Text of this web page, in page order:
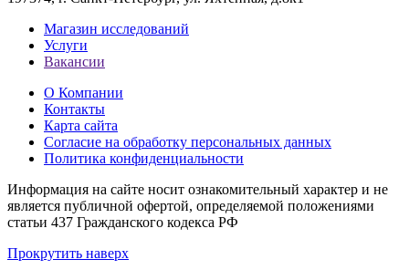
Магазин исследований
Услуги
Вакансии
О Компании
Контакты
Карта сайта
Согласие на обработку персональных данных
Политика конфиденциальности
Информация на сайте носит ознакомительный характер и не
является публичной офертой, определяемой положениями
статьи 437 Гражданского кодекса РФ
Прокрутить наверх